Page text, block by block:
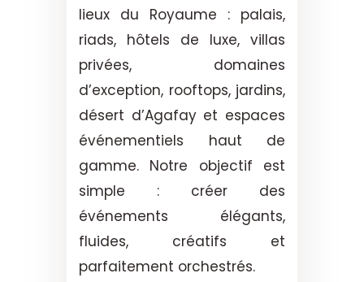
lieux du Royaume : palais,
riads, hôtels de luxe, villas
privées, domaines
d’exception, rooftops, jardins,
désert d’Agafay et espaces
événementiels haut de
gamme. Notre objectif est
simple : créer des
événements élégants,
fluides, créatifs et
parfaitement orchestrés.